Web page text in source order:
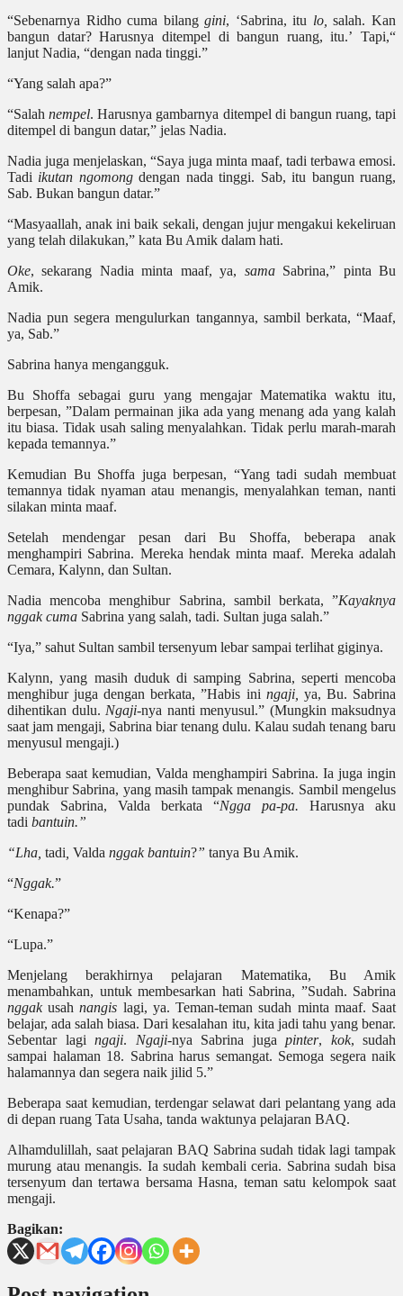
“Sebenarnya Ridho cuma bilanggini, ‘Sabrina, itu lo, salah. Kan
bangun datar? Harusnya ditempel di bangun ruang, itu.’ Tapi,“
lanjut Nadia, “dengan nada tinggi.”
“Yang salah apa?”
“Salahnempel. Harusnya gambarnya ditempel di bangun ruang, tapi
ditempel di bangun datar,” jelas Nadia.
Nadia juga menjelaskan, “Saya juga minta maaf, tadi terbawa emosi.
Tadi ikutan ngomongdengan nada tinggi. Sab, itu bangun ruang,
Sab. Bukan bangun datar.”
“Masyaallah, anak ini baik sekali, dengan jujur mengakui kekeliruan
yang telah dilakukan,” kata Bu Amik dalam hati.
Oke, sekarang Nadia minta maaf, ya, samaSabrina,” pinta Bu
Amik.
Nadia pun segera mengulurkan tangannya, sambil berkata, “Maaf,
ya, Sab.”
Sabrina hanya mengangguk.
Bu Shoffa sebagai guru yang mengajar Matematika waktu itu,
berpesan, ”Dalam permainan jika ada yang menang ada yang kalah
itu biasa. Tidak usah saling menyalahkan. Tidak perlu marah-marah
kepada temannya.”
Kemudian Bu Shoffa juga berpesan, “Yang tadi sudah membuat
temannya tidak nyaman atau menangis, menyalahkan teman, nanti
silakan minta maaf.
Setelah mendengar pesan dari Bu Shoffa, beberapa anak
menghampiri Sabrina. Mereka hendak minta maaf. Mereka adalah
Cemara, Kalynn, dan Sultan.
Nadia mencoba menghibur Sabrina, sambil berkata, ”Kayaknya
nggak cuma Sabrina yang salah, tadi. Sultan juga salah.”
“Iya,” sahut Sultan sambil tersenyum lebar sampai terlihat giginya.
Kalynn, yang masih duduk di samping Sabrina, seperti mencoba
menghibur juga dengan berkata, ”Habis ini ngaji, ya, Bu. Sabrina
dihentikan dulu. Ngaji-nya nanti menyusul.” (Mungkin maksudnya
saat jam mengaji, Sabrina biar tenang dulu. Kalau sudah tenang baru
menyusul mengaji.)
Beberapa saat kemudian, Valda menghampiri Sabrina. Ia juga ingin
menghibur Sabrina, yang masih tampak menangis. Sambil mengelus
pundak Sabrina, Valda berkata “Ngga pa-pa. Harusnya aku
tadi bantuin.”
“Lha, tadi, Valda nggak bantuin?” tanya Bu Amik.
“Nggak.”
“Kenapa?”
“Lupa.”
Menjelang berakhirnya pelajaran Matematika, Bu Amik
menambahkan, untuk membesarkan hati Sabrina, ”Sudah. Sabrina
nggakusahnangis lagi, ya. Teman-teman sudah minta maaf. Saat
belajar, ada salah biasa. Dari kesalahan itu, kita jadi tahu yang benar.
Sebentar lagi ngaji. Ngaji-nya Sabrina juga pinter, kok, sudah
sampai halaman 18. Sabrina harus semangat. Semoga segera naik
halamannya dan segera naik jilid 5.”
Beberapa saat kemudian, terdengar selawat dari pelantang yang ada
di depan ruang Tata Usaha, tanda waktunya pelajaran BAQ.
Alhamdulillah, saat pelajaran BAQ Sabrina sudah tidak lagi tampak
murung atau menangis. Ia sudah kembali ceria. Sabrina sudah bisa
tersenyum dan tertawa bersama Hasna, teman satu kelompok saat
mengaji.
Bagikan: